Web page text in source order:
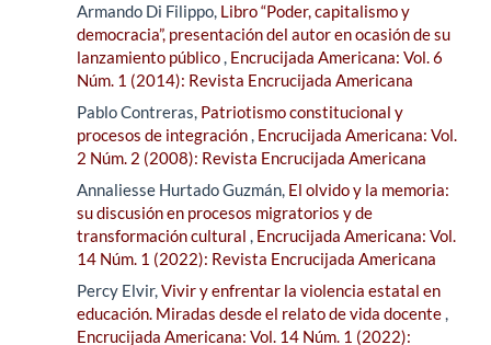
Armando Di Filippo, Libro “Poder, capitalismo y
democracia”, presentación del autor en ocasión de su
lanzamiento público, Encrucijada Americana: Vol. 6
Núm. 1 (2014): Revista Encrucijada Americana
Pablo Contreras, Patriotismo constitucional y
procesos de integración, Encrucijada Americana: Vol.
2 Núm. 2 (2008): Revista Encrucijada Americana
Annaliesse Hurtado Guzmán, El olvido y la memoria:
su discusión en procesos migratorios y de
transformación cultural , Encrucijada Americana: Vol.
14 Núm. 1 (2022): Revista Encrucijada Americana
Percy Elvir,Vivir y enfrentar la violencia estatal en
educación. Miradas desde el relato de vida docente,
Encrucijada Americana: Vol. 14 Núm. 1 (2022):